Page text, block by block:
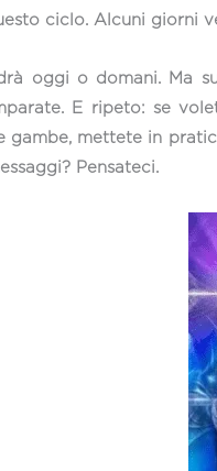
ciclo. Alcuni giorni
oggi o domani. Ma
E ripeto: se
gambe, mettete in
Pensateci.